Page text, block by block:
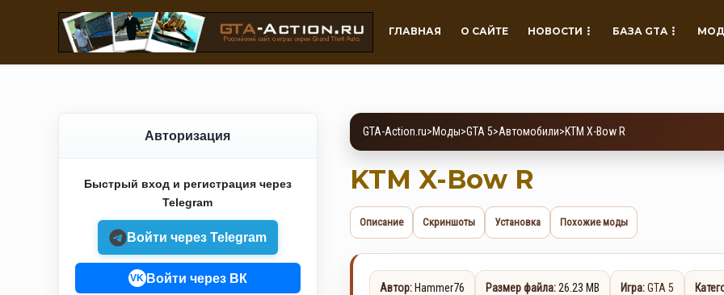
ГЛАВНАЯ О САЙТЕ НОВОСТИ БАЗА GTA
Авторизация
Быстрый вход и регистрация через
Telegram
Войти через Telegram
VK Войти через ВК
GTA-Action.ru>Моды>GTA 5>Автомобили>KTM X-Bow R
KTM X-Bow R
Описание Скриншоты Установка Похожие моды
Автор:Hammer76 Размер файла:26.23 MB Игра:GTA 5